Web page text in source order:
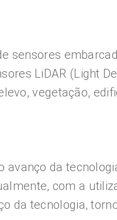
sensores
LiDAR (Light
vegetação,
da
com a
da tecnologia,